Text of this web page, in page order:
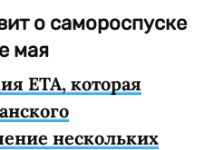
о самороспуске
мая
ETA, которая
нескольких